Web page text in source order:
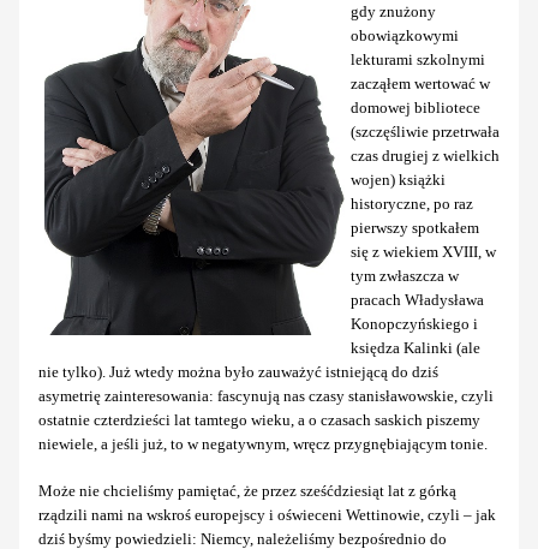
gdy znużony
obowiązkowymi
lekturami szkolnymi
zacząłem wertować w
domowej bibliotece
(szczęśliwie przetrwała
czas drugiej z wielkich
wojen) książki
historyczne, po raz
pierwszy spotkałem
się z wiekiem XVIII, w
tym zwłaszcza w
pracach Władysława
Konopczyńskiego i
księdza Kalinki (ale
nie tylko). Już wtedy można było zauważyć istniejącą do dziś
asymetrię zainteresowania: fascynują nas czasy stanisławowskie, czyli
ostatnie czterdzieści lat tamtego wieku, a o czasach saskich piszemy
niewiele, a jeśli już, to w negatywnym, wręcz przygnębiającym tonie.
Może nie chcieliśmy pamiętać, że przez sześćdziesiąt lat z górką
rządzili nami na wskroś europejscy i oświeceni Wettinowie, czyli – jak
dziś byśmy powiedzieli: Niemcy, należeliśmy bezpośrednio do